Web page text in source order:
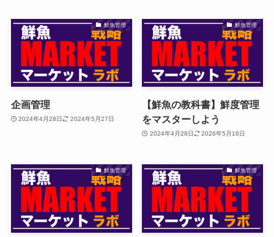
鮮魚管理
企画管理
2024年4月28日 2024年5月27日
鮮魚管理
【鮮魚の教科書】鮮度管理
をマスターしよう
2024年4月28日 2026年5月16日
鮮魚管理 鮮魚管理